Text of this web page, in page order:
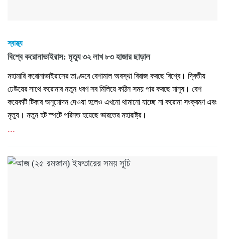
স্বাস্থ্য
বিশ্বে করোনাভাইরাস: মৃত্যু ৩২ লাখ ৮৩ হাজার ছাড়াল
মহামারি করোনাভাইরাসের তাণ্ডবে বেশামাল অবস্থা বিরাজ করছে বিশ্বে। দ্বিতীয়
ঢেউয়ের সাথে করোনার নতুন ধরণ সব মিলিয়ে কঠিন সময় পার করছে মানুষ। বেশ
কয়েকটি টিকার অনুমোদন দেওয়া হলেও এখনো থামানো যাচ্ছে না করোনা সংক্রমণ এবং
মৃত্যু। নতুন হট স্পটে পরিনত হয়েছে ভারতের মহারাষ্ট্র।
...